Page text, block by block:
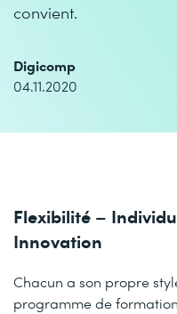
convient.
Digicomp
04.11.2020
Flexibilité –
Innovation
Chacun a son propre
programme de